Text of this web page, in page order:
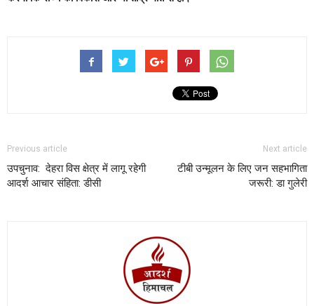
Previous article
उपचुनाव: देहरा विस क्षेत्र में लागू रहेगी
आदर्श आचार संहिता: डीसी
Next article
टीबी उन्मूलन के लिए जन सहभागिता
जरूरी: डा गुलेरी